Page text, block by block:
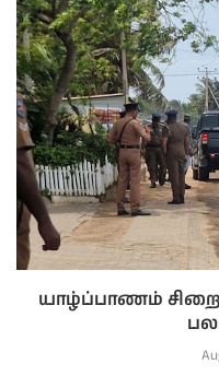
யாழ்ப்பாணம்